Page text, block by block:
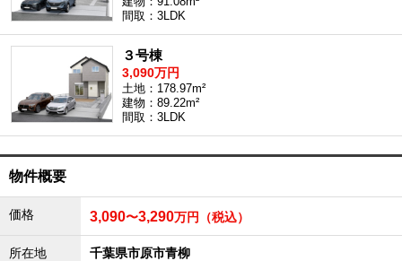
間取：3LDK
３号棟
3,090万円
土地：178.97m²
建物：89.22m²
間取：3LDK
物件概要
価格 3,090〜3,290万円（税込）
所在地 千葉県市原市青柳
沖縄全域エリア
沖縄全域エリアの新築一戸建
沖縄全域エリアの中古一戸建
沖縄全域エリアのマンション
沖縄全域エリアの土地
全店舗営業社員募集！